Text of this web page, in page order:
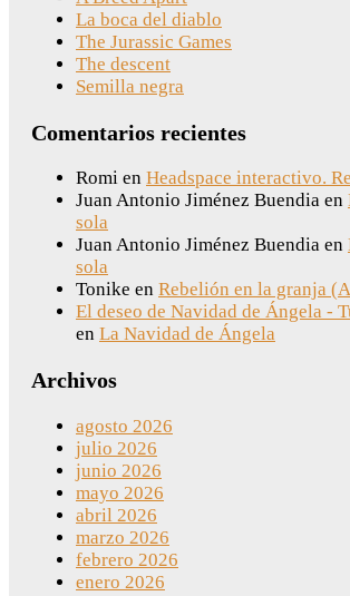
La boca del diablo
The Jurassic Games
The descent
Semilla negra
Comentarios recientes
Romi en Headspace interactivo.
Juan Antonio Jiménez Buendia en
sola
Juan Antonio Jiménez Buendia en
sola
Tonike en Rebelión en la granja
El deseo de Navidad de Ángela -
en La Navidad de Ángela
Archivos
agosto 2026
julio 2026
junio 2026
mayo 2026
abril 2026
marzo 2026
febrero 2026
enero 2026